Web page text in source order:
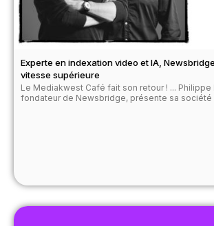
Experte en indexation video et IA,
vitesse supérieure
Le Mediakwest Café fait son retour ! ...
fondateur de Newsbridge, présente sa société